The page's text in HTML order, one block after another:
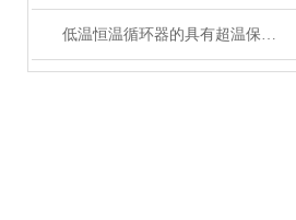
低温恒温循环器的具有超温保护，传感器异常保护功能